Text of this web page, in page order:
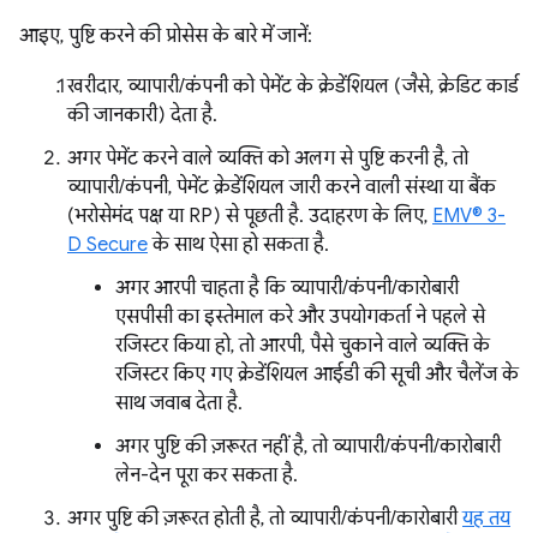
आइए, पुष्टि करने की प्रोसेस के बारे में जानें:
खरीदार, व्यापारी/कंपनी को पेमेंट के क्रेडेंशियल (जैसे, क्रेडिट कार्ड
की जानकारी) देता है.
अगर पेमेंट करने वाले व्यक्ति को अलग से पुष्टि करनी है, तो
व्यापारी/कंपनी, पेमेंट क्रेडेंशियल जारी करने वाली संस्था या बैंक
(भरोसेमंद पक्ष या RP) से पूछती है. उदाहरण के लिए, EMV® 3-
D Secureके साथ ऐसा हो सकता है.
अगर आरपी चाहता है कि व्यापारी/कंपनी/कारोबारी
एसपीसी का इस्तेमाल करे और उपयोगकर्ता ने पहले से
रजिस्टर किया हो, तो आरपी, पैसे चुकाने वाले व्यक्ति के
रजिस्टर किए गए क्रेडेंशियल आईडी की सूची और चैलेंज के
साथ जवाब देता है.
अगर पुष्टि की ज़रूरत नहीं है, तो व्यापारी/कंपनी/कारोबारी
लेन-देन पूरा कर सकता है.
अगर पुष्टि की ज़रूरत होती है, तो व्यापारी/कंपनी/कारोबारीयह तय